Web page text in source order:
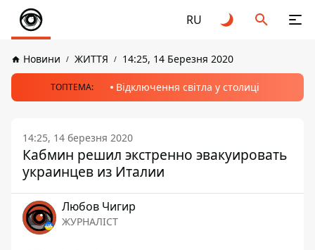
RU
Новини ЖИТТЯ 14:25, 14 Березня 2020
ТОПТЕМА: Відключення світла у столиці
14:25, 14 березня 2020
Кабмин решил экстренно эвакуировать
украинцев из Италии
Любов Чигир
ЖУРНАЛІСТ